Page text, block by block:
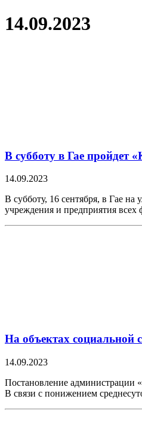
14.09.2023
В субботу в Гае пройдет
14.09.2023
В субботу, 16 сентября, в Гае
учреждения и предприятия
На объектах социальной
14.09.2023
Постановление администрации
В связи с понижением